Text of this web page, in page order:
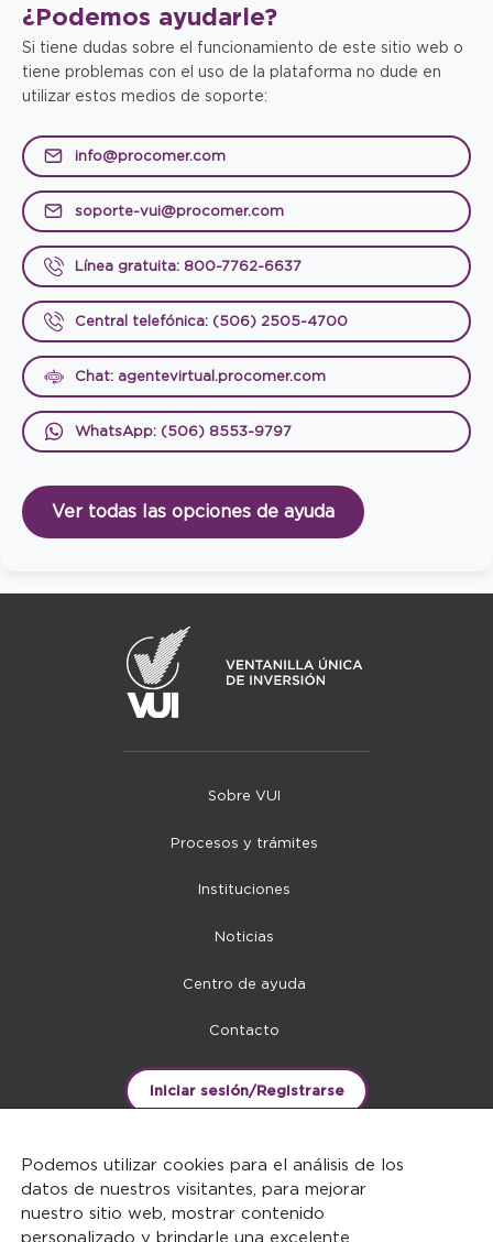
¿Podemos ayudarle?
Si tiene dudas sobre el funcionamiento de este sitio web o
tiene problemas con el uso de la plataforma no dude en
utilizar estos medios de soporte:
info@procomer.com
soporte-vui@procomer.com
Línea gratuita: 800-7762-6637
Central telefónica: (506) 2505-4700
Chat: agentevirtual.procomer.com
WhatsApp: (506) 8553-9797
Ver todas las opciones de ayuda
Sobre VUI
Procesos y trámites
Instituciones
Noticias
Centro de ayuda
Contacto
Iniciar sesión/Registrarse
Podemos utilizar cookies para el análisis de los
datos de nuestros visitantes, para mejorar
nuestro sitio web, mostrar contenido
personalizado y brindarle una excelente